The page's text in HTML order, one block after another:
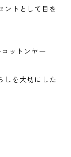
ントとして目を
ットンヤー
しを大切にした